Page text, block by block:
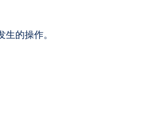
的操作。